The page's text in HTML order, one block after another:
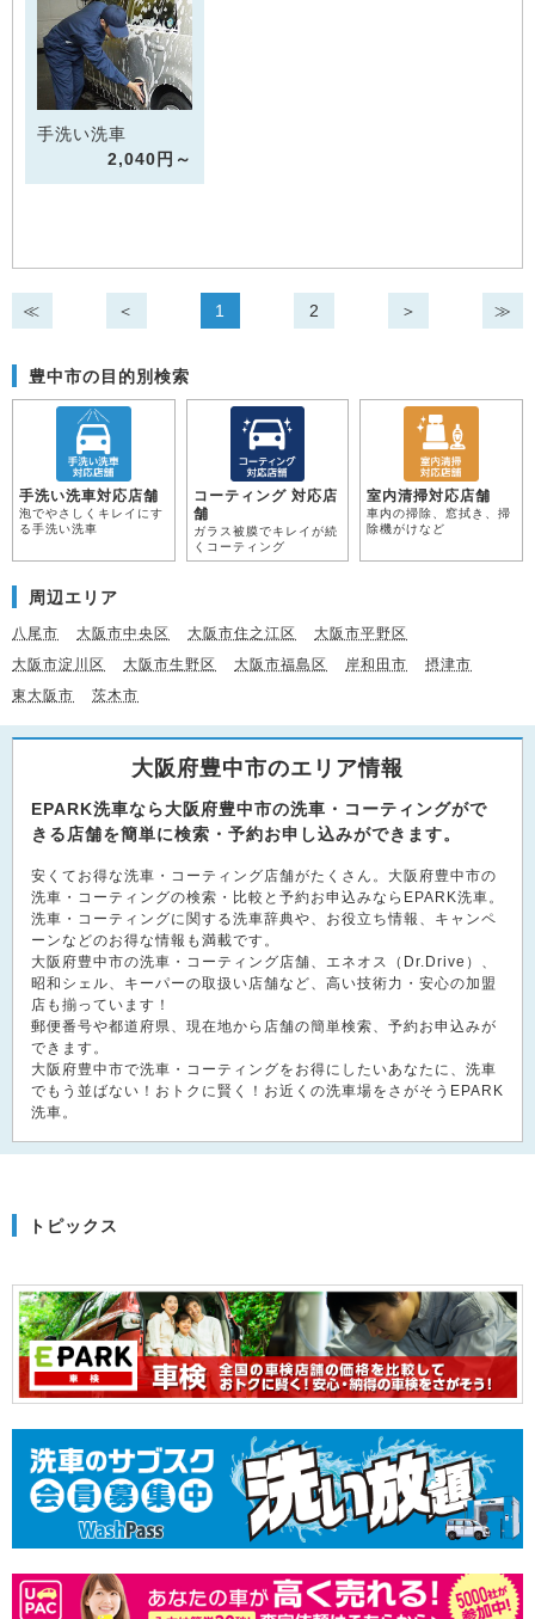
手洗い洗車
2,040円～
≪ ＜ 1 2 ＞ ≫
豊中市の目的別検索
手洗い洗車対応店舗
泡でやさしくキレイにす
る手洗い洗車
コーティング 対応店
舗
ガラス被膜でキレイが続
くコーティング
室内清掃対応店舗
車内の掃除、窓拭き、掃
除機がけなど
周辺エリア
八尾市 大阪市中央区 大阪市住之江区
大阪市平野区
大阪市淀川区
大阪市生野区 大阪市福島区 岸和田市
摂津市
東大阪市
茨木市
大阪府豊中市のエリア情報
EPARK洗車なら大阪府豊中市の洗車・コーティングがで
きる店舗を簡単に検索・予約お申し込みができます。
安くてお得な洗車・コーティング店舗がたくさん。大阪府豊中市の
洗車・コーティングの検索・比較と予約お申込みならEPARK洗車。
洗車・コーティングに関する洗車辞典や、お役立ち情報、キャンペ
ーンなどのお得な情報も満載です。
大阪府豊中市の洗車・コーティング店舗、エネオス（Dr.Drive）、
昭和シェル、キーパーの取扱い店舗など、高い技術力・安心の加盟
店も揃っています！
郵便番号や都道府県、現在地から店舗の簡単検索、予約お申込みが
できます。
大阪府豊中市で洗車・コーティングをお得にしたいあなたに、洗車
でもう並ばない！おトクに賢く！お近くの洗車場をさがそうEPARK
洗車。
トピックス